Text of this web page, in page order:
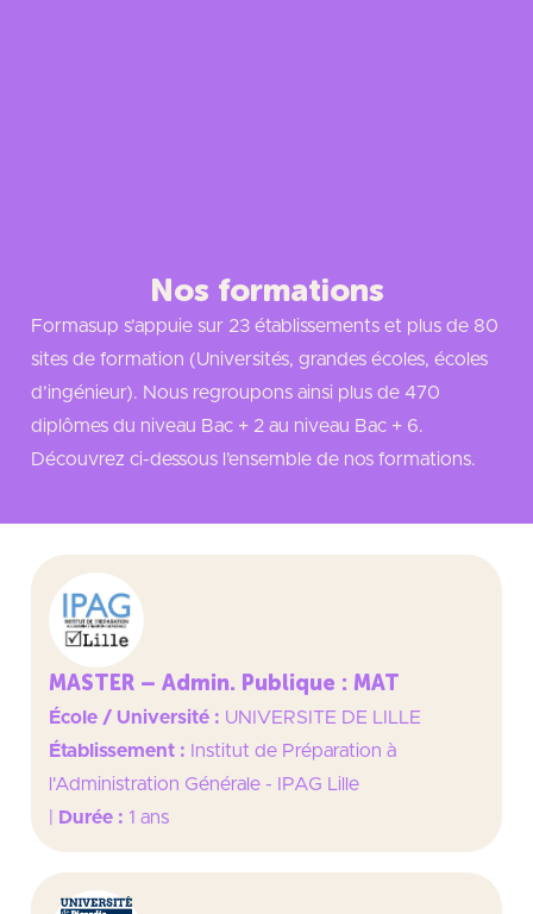
Nos formations
Formasup s’appuie sur 23 établissements et plus de 80
sites de formation (Universités, grandes écoles, écoles
d’ingénieur). Nous regroupons ainsi plus de 470
diplômes du niveau Bac + 2 au niveau Bac + 6.
Découvrez ci-dessous l’ensemble de nos formations.
MASTER – Admin. Publique : MAT
École / Université : UNIVERSITE DE LILLE
Établissement :
Institut de Préparation à
l'Administration Générale - IPAG Lille
Durée : 1 ans